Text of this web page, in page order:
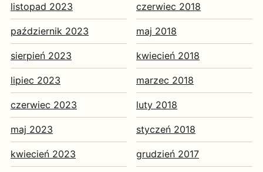
listopad 2023
październik 2023
sierpień 2023
lipiec 2023
czerwiec 2023
maj 2023
kwiecień 2023
czerwiec 2018
maj 2018
kwiecień 2018
marzec 2018
luty 2018
styczeń 2018
grudzień 2017